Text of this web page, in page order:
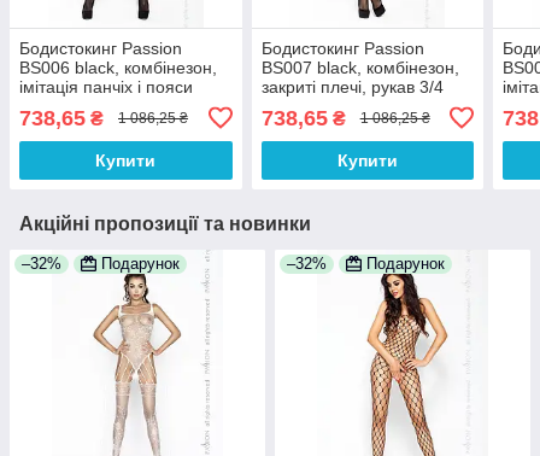
Бодистокинг Passion
BS006 black, комбінезон,
імітація панчіх і пояси
738,65 ₴ 1 086,25 ₴
Купити
Бодистокинг Passion
BS007 black, комбінезон,
закриті плечі, рукав 3/4
738,65₴ 1 086,25 ₴
Купити
Акційні пропозиції та новинки
–32% Подарунок –32% Подарунок